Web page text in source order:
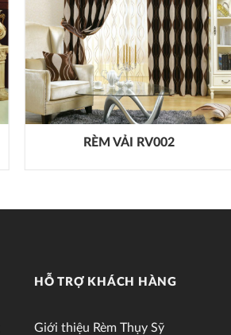
RÈM VẢI RV002
HỖ TRỢ KHÁCH HÀNG
Giới thiệu Rèm Thụy Sỹ